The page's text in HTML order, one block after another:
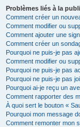
Problèmes liés à la
Comment créer un
Comment modifier ou
Comment ajouter une
Comment créer un
Pourquoi ne puis-je pas
Comment modifier ou
Pourquoi ne puis-je pas
Pourquoi ne puis-je pas
Pourquoi ai-je reçu un
Comment rapporter des
À quoi sert le bouton «
Pourquoi mon message
Comment remonter mon